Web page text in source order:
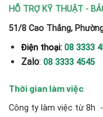
HỖ TRỢ KỸ THUẬT -
51/8 Cao Thắng,
Điện thoại: 08 3333
Zalo: 08 3333 4545
Thời gian làm việc
Công ty làm việc từ 8h